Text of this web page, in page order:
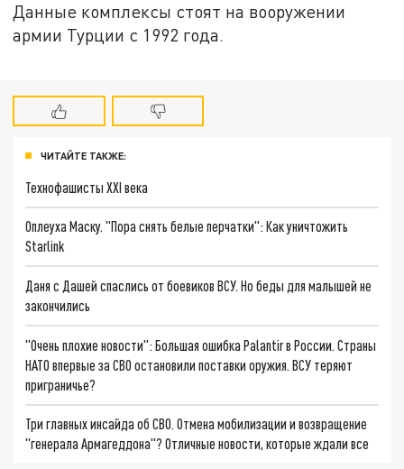
Данные комплексы стоят на вооружении
армии Турции с 1992 года.
ЧИТАЙТЕ ТАКЖЕ:
Технофашисты XXI века
Оплеуха Маску. "Пора снять белые перчатки": Как уничтожить
Starlink
Даня с Дашей спаслись от боевиков ВСУ. Но беды для малышей не
закончились
"Очень плохие новости": Большая ошибка Palantir в России. Страны
НАТО впервые за СВО остановили поставки оружия. ВСУ теряют
приграничье?
Три главных инсайда об СВО. Отмена мобилизации и возвращение
"генерала Армагеддона"? Отличные новости, которые ждали все